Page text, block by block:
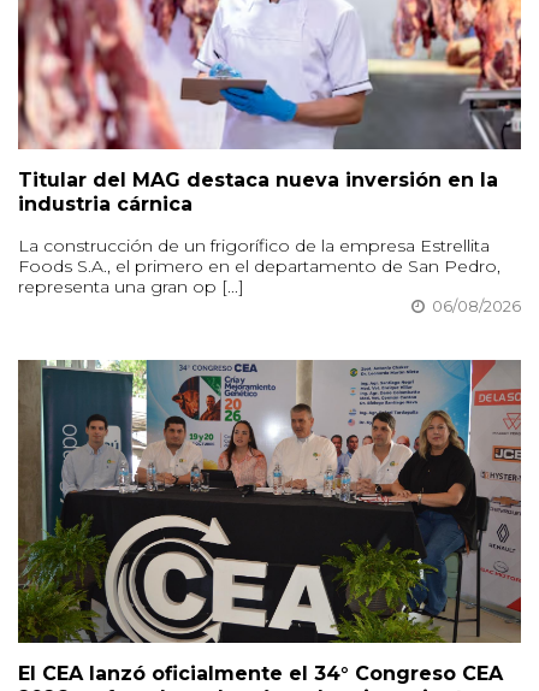
Titular del MAG destaca nueva inversión en la
industria cárnica
La construcción de un frigorífico de la empresa Estrellita
Foods S.A., el primero en el departamento de San Pedro,
representa una gran op [...]
06/08/2026
El CEA lanzó oficialmente el 34° Congreso CEA